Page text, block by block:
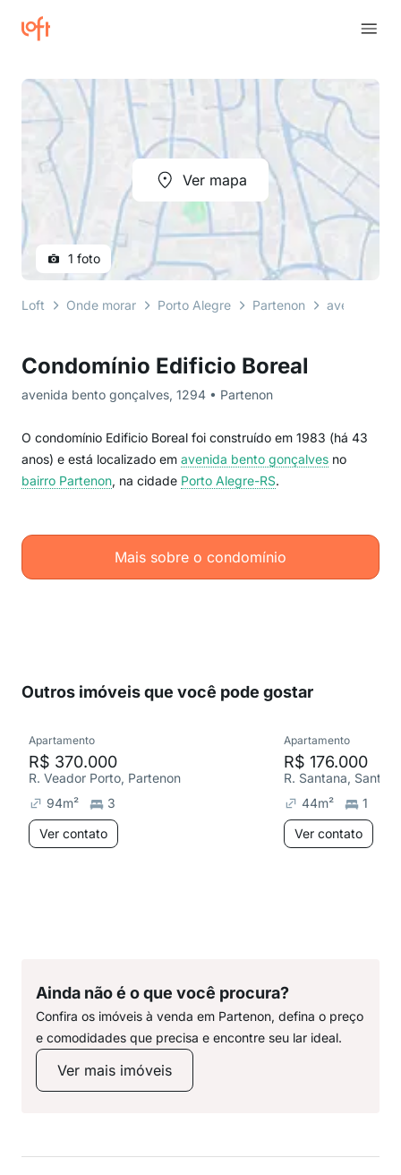
Condomínio Edificio Boreal
avenida bento gonçalves, 1294 • Partenon
O condomínio Edificio Boreal foi construído em 1983 (há 43
anos) e está localizado em avenida bento gonçalves no
bairro Partenon, na cidade Porto Alegre-RS.
Mais sobre o condomínio
Ver mapa
1 foto
Loft Onde morar Porto Alegre Partenon avenida
Outros imóveis que você pode gostar
Apartamento
R$ 370.000
R. Veador Porto, Partenon
94m²
3
Ver contato
Apartamento
R$ 176.000
R. Santana,
44m²
1
Ver contato
Ainda não é o que você procura?
Confira os imóveis à venda em Partenon, defina o preço
e comodidades que precisa e encontre seu lar ideal.
Ver mais imóveis